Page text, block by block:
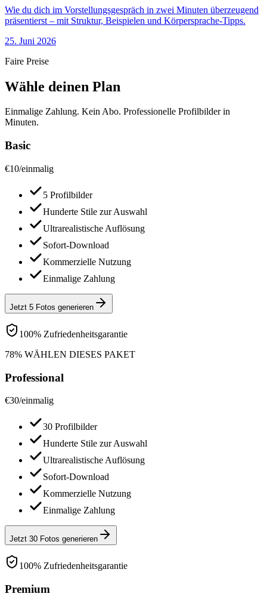
Wie du dich im Vorstellungsgespräch in zwei Minuten überzeugend
präsentierst – mit Struktur, Beispielen und Körpersprache-Tipps.
25. Juni 2026
Faire Preise
Wähle deinen Plan
Einmalige Zahlung. Kein Abo. Professionelle Profilbilder in
Minuten.
Basic
€10/einmalig
5 Profilbilder
Hunderte Stile zur Auswahl
Ultrarealistische Auflösung
Sofort-Download
Kommerzielle Nutzung
Einmalige Zahlung
Jetzt 5 Fotos generieren
100% Zufriedenheitsgarantie
78% WÄHLEN DIESES PAKET
Professional
€30/einmalig
30 Profilbilder
Hunderte Stile zur Auswahl
Ultrarealistische Auflösung
Sofort-Download
Kommerzielle Nutzung
Einmalige Zahlung
Jetzt 30 Fotos generieren
100% Zufriedenheitsgarantie
Premium